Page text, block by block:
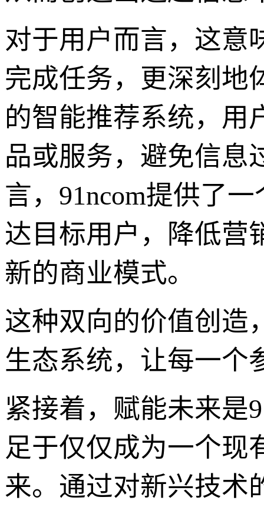
对于用户而言，这意
完成任务，更深刻地
的智能推荐系统，用
品或服务，避免信息
言，91ncom提供了
达目标用户，降低营
新的商业模式。
这种双向的价值创造
生态系统，让每一个
紧接着，赋能未来是
足于仅仅成为一个现
来。通过对新兴技术